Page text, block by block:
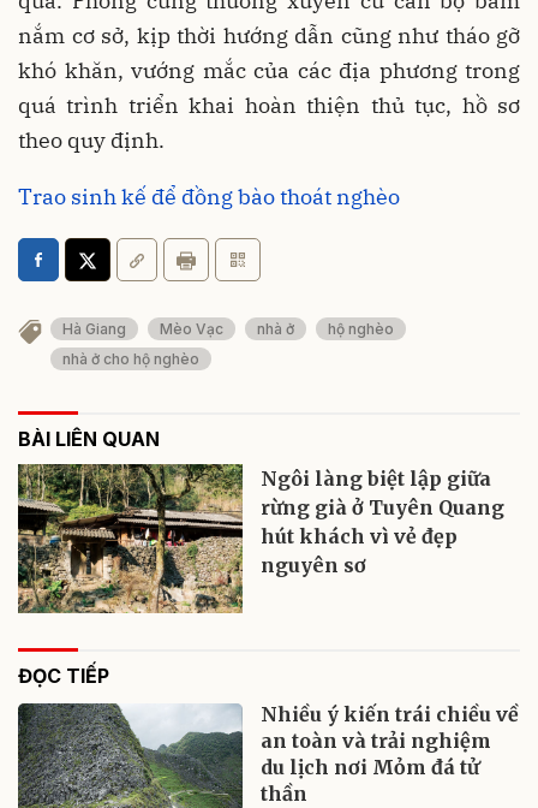
nắm cơ sở, kịp thời hướng dẫn cũng như tháo gỡ
khó khăn, vướng mắc của các địa phương trong
quá trình triển khai hoàn thiện thủ tục, hồ sơ
theo quy định.
Trao sinh kế để đồng bào thoát nghèo
Hà Giang Mèo Vạc nhà ở
hộ nghèo
nhà ở cho hộ nghèo
BÀI LIÊN QUAN
Ngôi làng biệt lập giữa
rừng già ở Tuyên Quang
hút khách vì vẻ đẹp
nguyên sơ
ĐỌC TIẾP
Nhiều ý kiến trái chiều về
an toàn và trải nghiệm
du lịch nơi Mỏm đá tử
thần